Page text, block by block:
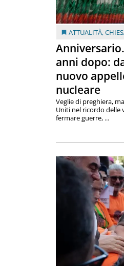
ATTUALITÀ,
anni dopo:
nuovo
nucleare
Veglie di preghiera,
Uniti nel ricordo delle
fermare guerre, ...